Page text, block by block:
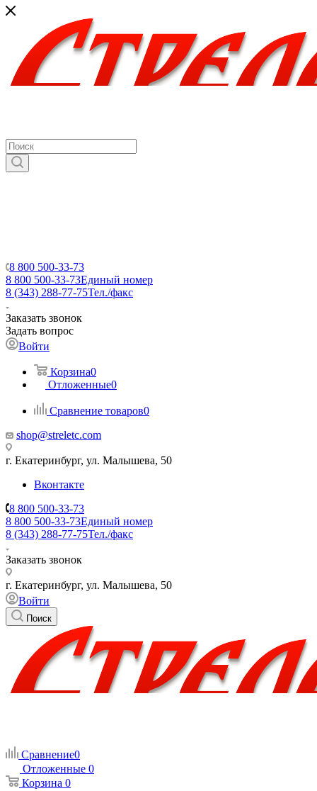
8 800 500-33-73
8 800 500-33-73Единый номер
8 (343) 288-77-75Тел./факс
Заказать звонок
Задать вопрос
Войти
Корзина0
Отложенные0
Сравнение товаров0
shop@streletc.com
г. Екатеринбург, ул. Малышева, 50
Вконтакте
8 800 500-33-73
8 800 500-33-73Единый номер
8 (343) 288-77-75Тел./факс
Заказать звонок
г. Екатеринбург, ул. Малышева, 50
Войти
Поиск
Сравнение0
Отложенные 0
Корзина 0